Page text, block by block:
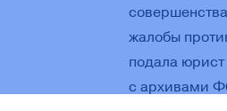
жалобы
подала
с архивами